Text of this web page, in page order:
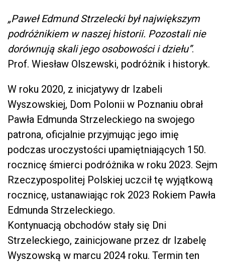
„Paweł Edmund Strzelecki był największym
podróżnikiem w naszej historii. Pozostali nie
dorównują skali jego osobowości i dziełu”.
Prof. Wiesław Olszewski, podróżnik i historyk.
W roku 2020, z inicjatywy dr Izabeli
Wyszowskiej, Dom Polonii w Poznaniu obrał
Pawła Edmunda Strzeleckiego na swojego
patrona, oficjalnie przyjmując jego imię
podczas uroczystości upamiętniających 150.
rocznicę śmierci podróżnika w roku 2023. Sejm
Rzeczypospolitej Polskiej uczcił tę wyjątkową
rocznicę, ustanawiając rok 2023 Rokiem Pawła
Edmunda Strzeleckiego.
Kontynuacją obchodów stały się Dni
Strzeleckiego, zainicjowane przez dr Izabelę
Wyszowską w marcu 2024 roku. Termin ten